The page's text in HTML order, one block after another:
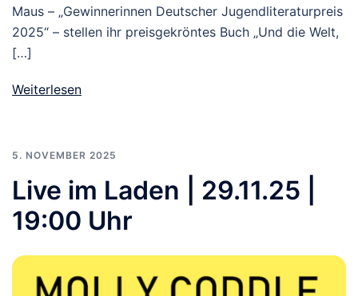
Maus – „Gewinnerinnen Deutscher Jugendliteraturpreis
2025“ – stellen ihr preisgekröntes Buch „Und die Welt,
[…]
Weiterlesen
5. NOVEMBER 2025
Live im Laden | 29.11.25 |
19:00 Uhr